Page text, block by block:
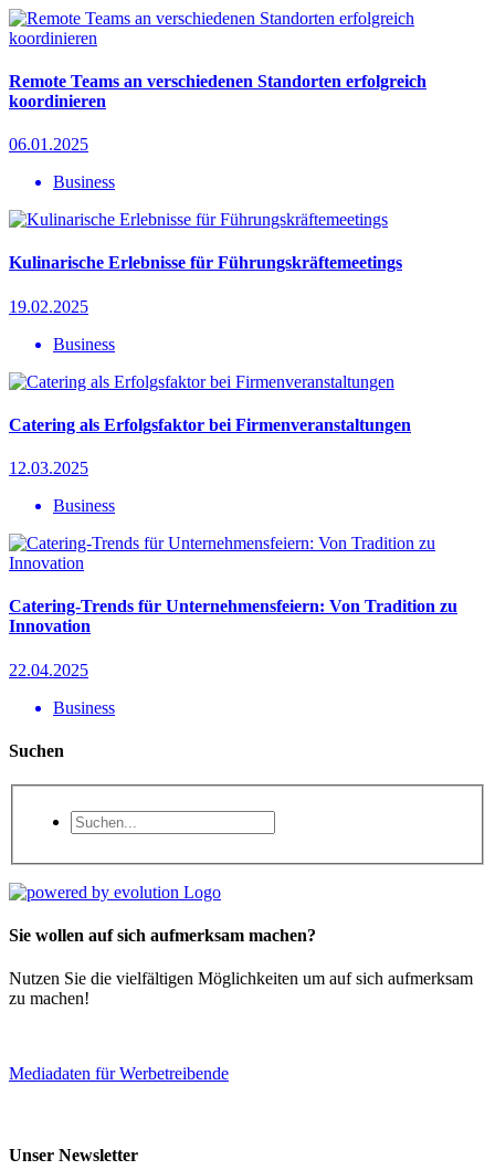
Remote Teams an verschiedenen Standorten erfolgreich
koordinieren
06.01.2025
Business
Kulinarische Erlebnisse für Führungskräftemeetings
19.02.2025
Business
Catering als Erfolgsfaktor bei Firmenveranstaltungen
12.03.2025
Business
Catering-Trends für Unternehmensfeiern: Von Tradition zu
Innovation
22.04.2025
Business
Suchen
Sie wollen auf sich aufmerksam machen?
Nutzen Sie die vielfältigen Möglichkeiten um auf sich aufmerksam
zu machen!
Mediadaten für Werbetreibende
Unser Newsletter